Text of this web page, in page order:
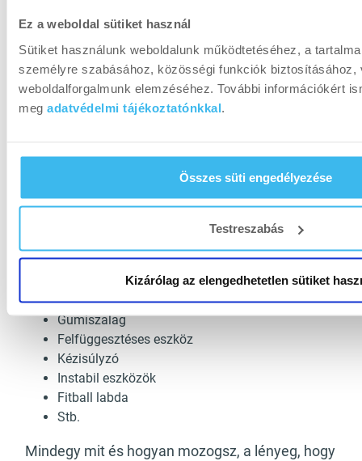
Ez a weboldal sütiket használ
Sütiket használunk weboldalunk működtetéséhez, a
személyre szabásához, közösségi funkciók biztosításához,
weboldalforgalmunk elemzéséhez. További információkért
meg adatvédelmi tájékoztatónkkal
Összes süti engedélyezése
Testreszabás
Kizárólag az elengedhetetlen sütiket
edzéshez eszközöket, de ha még nem, akkor
Gumiszalag
Felfüggesztéses eszköz
Kézisúlyzó
Instabil eszközök
Fitball labda
Stb.
Mindegy mit és hogyan mozogsz, a lényeg, hogy